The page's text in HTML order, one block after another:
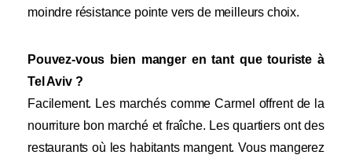
moindre résistance pointe vers de meilleurs choix.
Pouvez-vous bien manger en tant que touriste à
Tel Aviv ?
Facilement. Les marchés comme Carmel offrent de la
nourriture bon marché et fraîche. Les quartiers ont des
restaurants où les habitants mangent. Vous mangerez